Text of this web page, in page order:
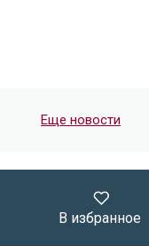
Еще новости
В избранное